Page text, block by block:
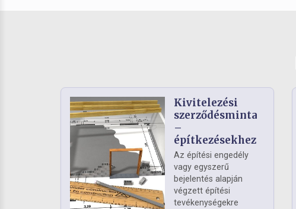
Kivitelezési
szerződésminta
–
építkezésekhez
Az építési engedély
vagy egyszerű
bejelentés alapján
végzett építési
tevékenységekre